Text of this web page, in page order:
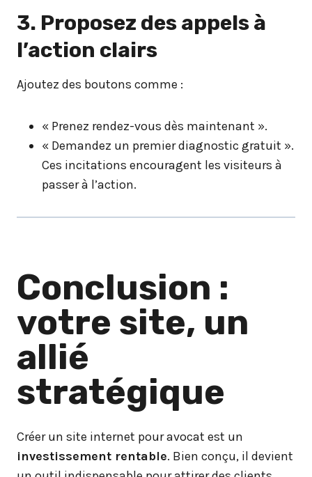
3. Proposez des appels à
l’action clairs
Ajoutez des boutons comme :
« Prenez rendez-vous dès maintenant ».
« Demandez un premier diagnostic gratuit ».
Ces incitations encouragent les visiteurs à
passer à l’action.
Conclusion :
votre site, un
allié
stratégique
Créer un site internet pour avocat est un
investissement rentable. Bien conçu, il devient